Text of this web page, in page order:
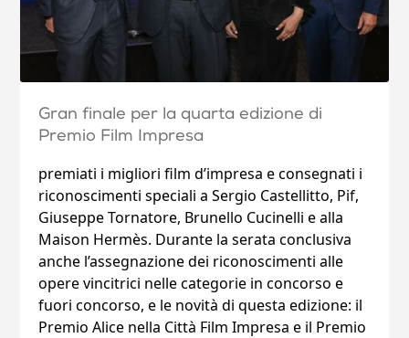
Gran finale per la quarta edizione di
Premio Film Impresa
premiati i migliori film d’impresa e consegnati i
riconoscimenti speciali a Sergio Castellitto, Pif,
Giuseppe Tornatore, Brunello Cucinelli e alla
Maison Hermès. Durante la serata conclusiva
anche l’assegnazione dei riconoscimenti alle
opere vincitrici nelle categorie in concorso e
fuori concorso, e le novità di questa edizione: il
Premio Alice nella Città Film Impresa e il Premio